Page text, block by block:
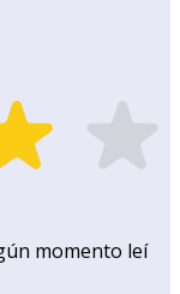
momento leí